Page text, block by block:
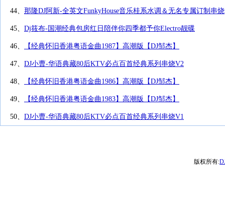
44、 那隆DJ阿新-全英文FunkyHouse音乐桂系水调＆无名专属订制串烧
45、 Dj筱布-国潮经典包房红日陪伴你四季都予你Electro靓碟
46、 【经典怀旧香港粤语金曲1987】高潮版【DJ邹杰】
47、 DJ小曹-华语典藏80后KTV必点百首经典系列串烧V2
48、 【经典怀旧香港粤语金曲1986】高潮版【DJ邹杰】
49、 【经典怀旧香港粤语金曲1983】高潮版【DJ邹杰】
50、 DJ小曹-华语典藏80后KTV必点百首经典系列串烧V1
版权所有: